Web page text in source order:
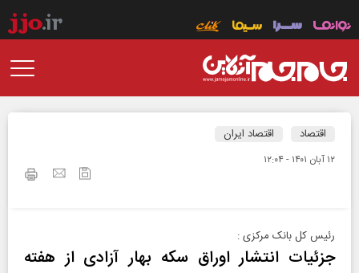
اقتصاد اقتصاد ایران
۱۲ آبان ۱۴۰۱ - ۱۲:۰۴
رئیس کل بانک مرکزی :
جزئیات انتشار اوراق سکه بهار آزادی از هفته